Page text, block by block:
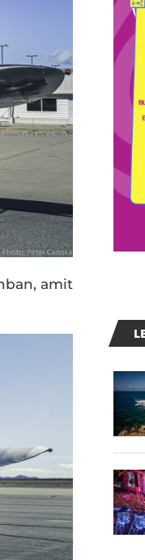
amit